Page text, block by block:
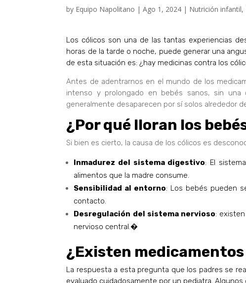
by Equipo Napolitano |Ago 1, 2024 | Nutrición infantil,
Los cólicos son una de las tantas experiencias
horas de la tarde o noche, puede generar una
de esta situación es: ¿hay medicinas contra los
Antes de adentrarnos en el mundo de los
intenso y prolongado en bebés sanos, sin una
generalmente desaparecen por sí solos alrededor
¿Por qué lloran los
Si bien es cierto, la causa de los cólicos es
Inmadurez del sistema digestivo: El
alimentos que la madre consume.
Sensibilidad al entorno: Los bebés pueden
contacto.
Desregulación del sistema nervioso:
nervioso central.�
¿Existen
La respuesta a esta pregunta que los padres se
evaluado cuidadosamente por un pediatra.